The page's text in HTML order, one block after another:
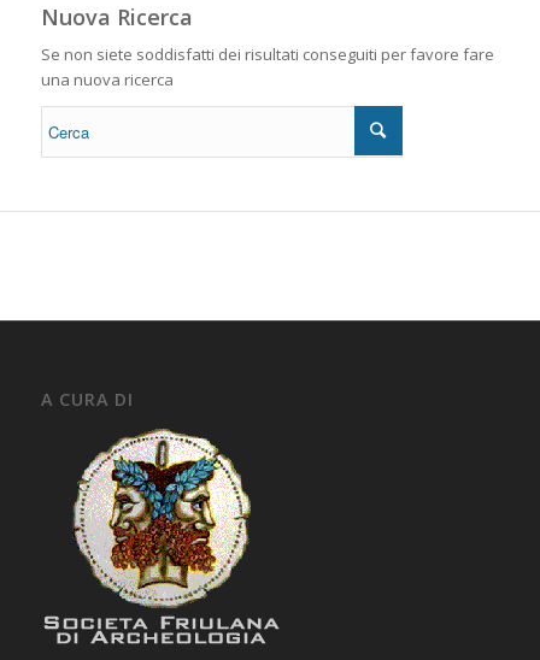
Nuova Ricerca
Se non siete soddisfatti dei risultati conseguiti per favore fare
una nuova ricerca
A CURA DI